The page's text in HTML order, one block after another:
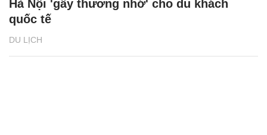
DU LỊCH
Hà Nội 'gây thương nhớ' cho du khách
quốc tế